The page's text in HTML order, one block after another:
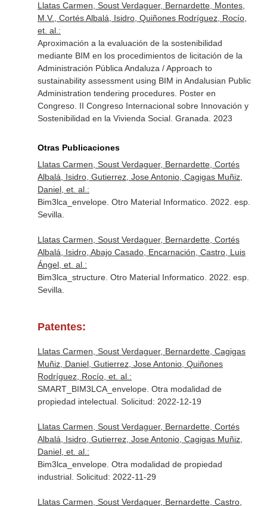
Llatas Carmen, Soust Verdaguer, Bernardette, Montes,
M.V., Cortés Albalá, Isidro, Quiñones Rodríguez, Rocío,
et. al.:
Aproximación a la evaluación de la sostenibilidad
mediante BIM en los procedimientos de licitación de la
Administración Pública Andaluza / Approach to
sustainability assessment using BIM in Andalusian Public
Administration tendering procedures. Poster en
Congreso. II Congreso Internacional sobre Innovación y
Sostenibilidad en la Vivienda Social. Granada. 2023
Otras Publicaciones
Llatas Carmen, Soust Verdaguer, Bernardette, Cortés
Albalá, Isidro, Gutierrez, Jose Antonio, Cagigas Muñiz,
Daniel, et. al.:
Bim3lca_envelope. Otro Material Informatico. 2022. esp.
Sevilla.
Llatas Carmen, Soust Verdaguer, Bernardette, Cortés
Albalá, Isidro, Abajo Casado, Encarnación, Castro, Luis
Ángel, et. al.:
Bim3lca_structure. Otro Material Informatico. 2022. esp.
Sevilla.
Patentes:
Llatas Carmen, Soust Verdaguer, Bernardette, Cagigas
Muñiz, Daniel, Gutierrez, Jose Antonio, Quiñones
Rodríguez, Rocío, et. al.:
SMART_BIM3LCA_envelope. Otra modalidad de
propiedad intelectual. Solicitud: 2022-12-19
Llatas Carmen, Soust Verdaguer, Bernardette, Cortés
Albalá, Isidro, Gutierrez, Jose Antonio, Cagigas Muñiz,
Daniel, et. al.:
Bim3lca_envelope. Otra modalidad de propiedad
industrial. Solicitud: 2022-11-29
Llatas Carmen, Soust Verdaguer, Bernardette, Castro,